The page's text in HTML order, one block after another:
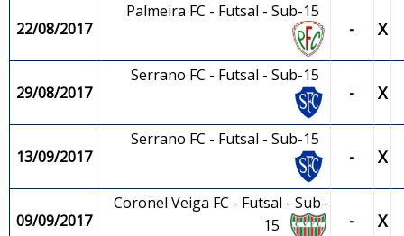
22/08/2017
Palmeira FC - Futsal - Sub-15
- X
29/08/2017
Serrano FC - Futsal - Sub-15
- X
13/09/2017
Serrano FC - Futsal - Sub-15
- X
09/09/2017
Coronel Veiga FC - Futsal - Sub-
15
- X